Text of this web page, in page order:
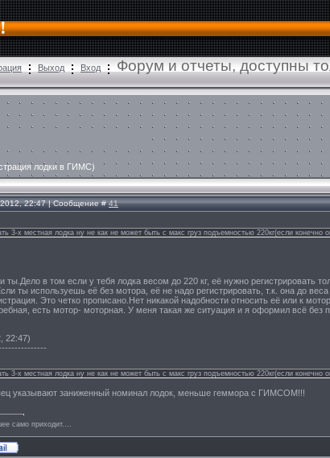
Выход Вход
Форум и отчеты, доступны
лодки в ГИМС)
22:47 | Сообщение #41
3-х местная лодка ну не как не может быть с макс груз подъемностью 220кг(если конечно
ты.Дело в том если у тебя лодка весом до 220 кг, её нужно регистрировать
ты используешь её без мотора, её не надо регистрировать, т.к. она до
Это четко прописано.Нет никакой надобности относить её или к
есть мотор- моторная. У меня такая же ситуация и я оформил всё
22:47)
3-х местная лодка ну не как не может быть с макс груз подъемностью 220кг(если конечно
указывают заниженный номинал лодок, меньше геммора с ГИМСОМ!!!
само приходит....